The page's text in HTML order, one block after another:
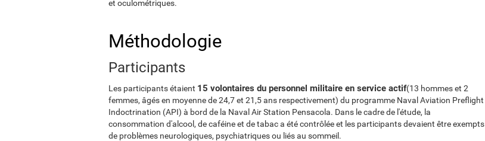
et oculométriques.
Méthodologie
Participants
Les participants étaient 15 volontaires du personnel militaire en service actif(13 hommes et 2
femmes, âgés en moyenne de 24,7 et 21,5 ans respectivement) du programme Naval Aviation Preflight
Indoctrination (API) à bord de la Naval Air Station Pensacola. Dans le cadre de l'étude, la
consommation d'alcool, de caféine et de tabac a été contrôlée et les participants devaient être exempts
de problèmes neurologiques, psychiatriques ou liés au sommeil.